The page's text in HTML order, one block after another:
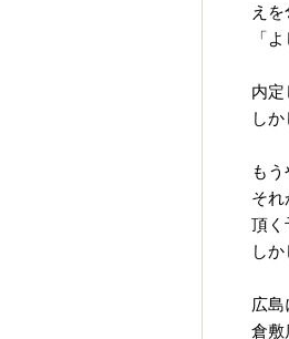
えを
「
内定
し
もう
そ
頂く
し
広島
倉敷